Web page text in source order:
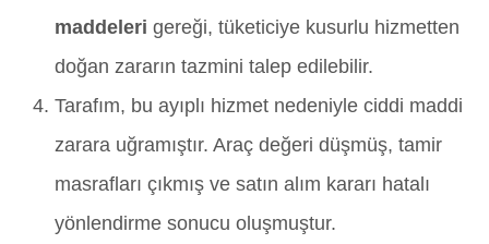
maddeleri gereği, tüketiciye kusurlu hizmetten
doğan zararın tazmini talep edilebilir.
Tarafım, bu ayıplı hizmet nedeniyle ciddi maddi
zarara uğramıştır. Araç değeri düşmüş, tamir
masrafları çıkmış ve satın alım kararı hatalı
yönlendirme sonucu oluşmuştur.